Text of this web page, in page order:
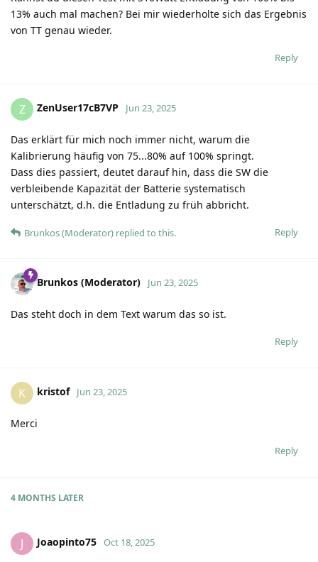
13% auch mal machen? Bei mir wiederholte sich das Ergebnis
von TT genau wieder.
Reply
Z ZenUser17cB7VP Jun 23, 2025
Das erklärt für mich noch immer nicht, warum die
Kalibrierung häufig von 75...80% auf 100% springt.
Dass dies passiert, deutet darauf hin, dass die SW die
verbleibende Kapazität der Batterie systematisch
unterschätzt, d.h. die Entladung zu früh abbricht.
Reply
Brunkos (Moderator) replied to this.
Brunkos (Moderator) Jun 23, 2025
Das steht doch in dem Text warum das so ist.
Reply
K kristof Jun 23, 2025
Merci
Reply
4 MONTHS LATER
J Joaopinto75 Oct 18, 2025